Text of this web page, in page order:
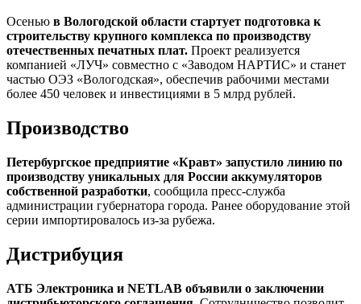
Осенью в Вологодской области стартует подготовка к
строительству крупного комплекса по производству
отечественных печатных плат. Проект реализуется
компанией «ЛУЧ» совместно с «Заводом НАРТИС» и станет
частью ОЭЗ «Вологодская», обеспечив рабочими местами
более 450 человек и инвестициями в 5 млрд рублей.
Производство
Петербургское предприятие «Кравт» запустило линию по
производству уникальных для России аккумуляторов
собственной разработки, сообщила пресс-служба
администрации губернатора города. Ранее оборудование этой
серии импортировалось из-за рубежа.
Дистрибуция
АТБ Электроника и NETLAB объявили о заключении